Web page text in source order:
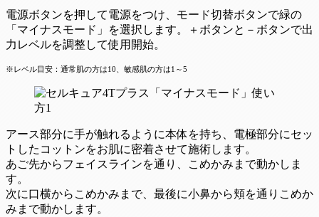
電源ボタンを押して電源をつけ、モード切替ボタンで緑の
「マイナスモード」を選択します。＋ボタンと－ボタンで出
力レベルを調整して使用開始。
※レベル目安：通常肌の方は10、敏感肌の方は1～5
アース部分に手が触れるように本体を持ち、電極部分にセッ
トしたコットンをお肌に密着させて施術します。
あご先からフェイスラインを通り、こめかみまで動かしま
す。
次に口横からこめかみまで、最後に小鼻から頬を通りこめか
みまで動かします。